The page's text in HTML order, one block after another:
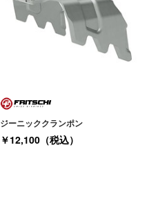
ジーニッククランポン
￥12,100（税込）